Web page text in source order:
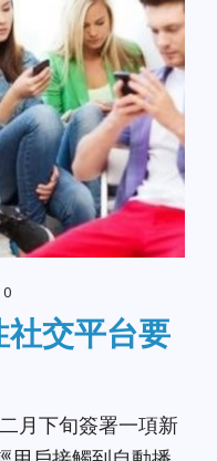
0
交平台要
月下旬簽署一項新